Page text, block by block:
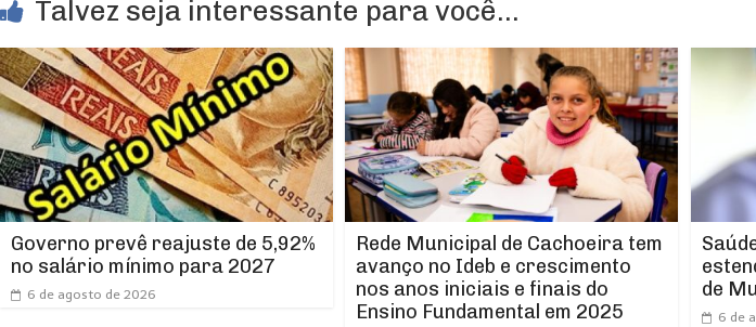
Talvez seja interessante para você...
Governo prevê reajuste de 5,92%
no salário mínimo para 2027
6 de agosto de 2026
Rede Municipal de Cachoeira tem
avanço no Ideb e crescimento
nos anos iniciais e finais do
Ensino Fundamental em 2025
de
6 de